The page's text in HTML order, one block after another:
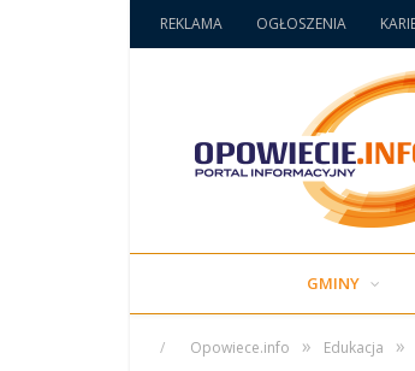
REKLAMA OGŁOSZENIA
GMINY
/ Opowiece.info » Edukacja »